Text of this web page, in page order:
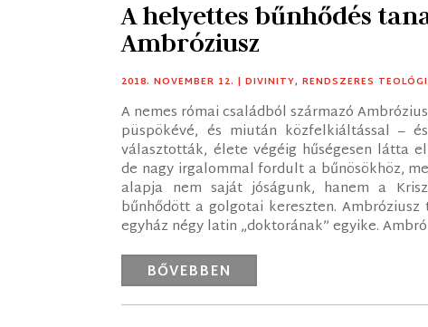
A helyettes bűnhődés
Ambróziusz
2018. NOVEMBER 12. |DIVINITY,RENDSZERES
A nemes római családból származó
püspökévé, és miután közfelkiáltással –
választották, élete végéig hűségesen látta
de nagy irgalommal fordult a bűnösökhöz,
alapja nem saját jóságunk, hanem a
bűnhődött a golgotai kereszten.
egyház négy latin „doktorának” egyike.
BŐVEBBEN